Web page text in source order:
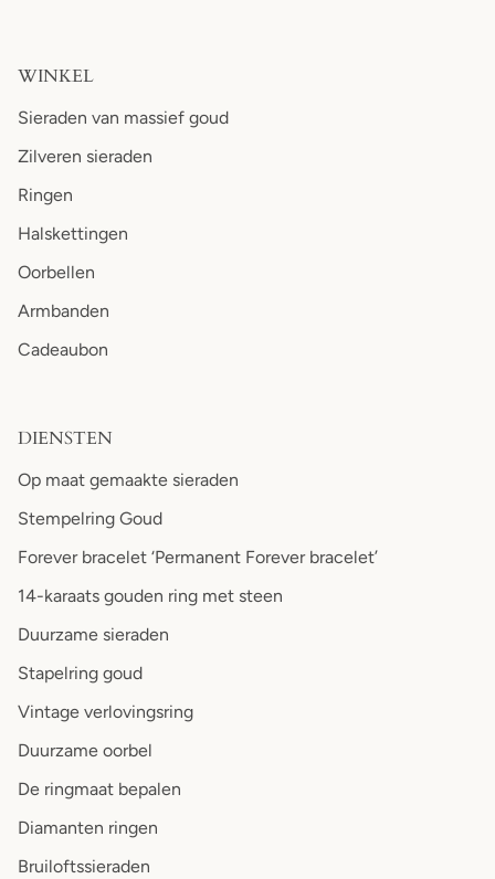
WINKEL
Sieraden van massief goud
Zilveren sieraden
Ringen
Halskettingen
Oorbellen
Armbanden
Cadeaubon
DIENSTEN
Op maat gemaakte sieraden
Stempelring Goud
Forever bracelet ‘Permanent Forever bracelet’
14-karaats gouden ring met steen
Duurzame sieraden
Stapelring goud
Vintage verlovingsring
Duurzame oorbel
De ringmaat bepalen
Diamanten ringen
Bruiloftssieraden